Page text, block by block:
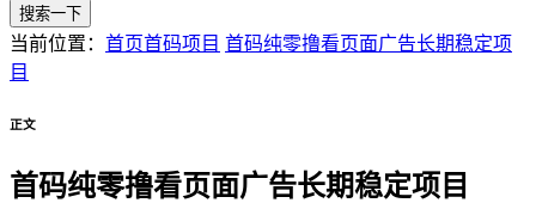
搜索一下
当前位置： 首页首码项目 首码纯零撸看页面广告长期稳定项
目
正文
首码纯零撸看页面广告长期稳定项目